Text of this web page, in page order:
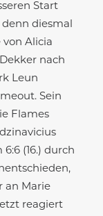
Start
diesmal
Alicia
nach
Leun
Sein
Flames
(16.) durch
an Marie
reagiert